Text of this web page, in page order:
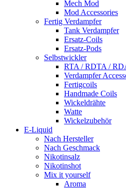
Mech Mod
Mod Accessories
Fertig Verdampfer
Tank Verdampfer
Ersatz-Coils
Ersatz-Pods
Selbstwickler
RTA / RDTA /
Verdampfer
Fertigcoils
Handmade Coils
Wickeldrähte
Watte
Wickelzubehör
E-Liquid
Nach Hersteller
Nach Geschmack
Nikotinsalz
Nikotinshot
Mix it yourself
Aroma